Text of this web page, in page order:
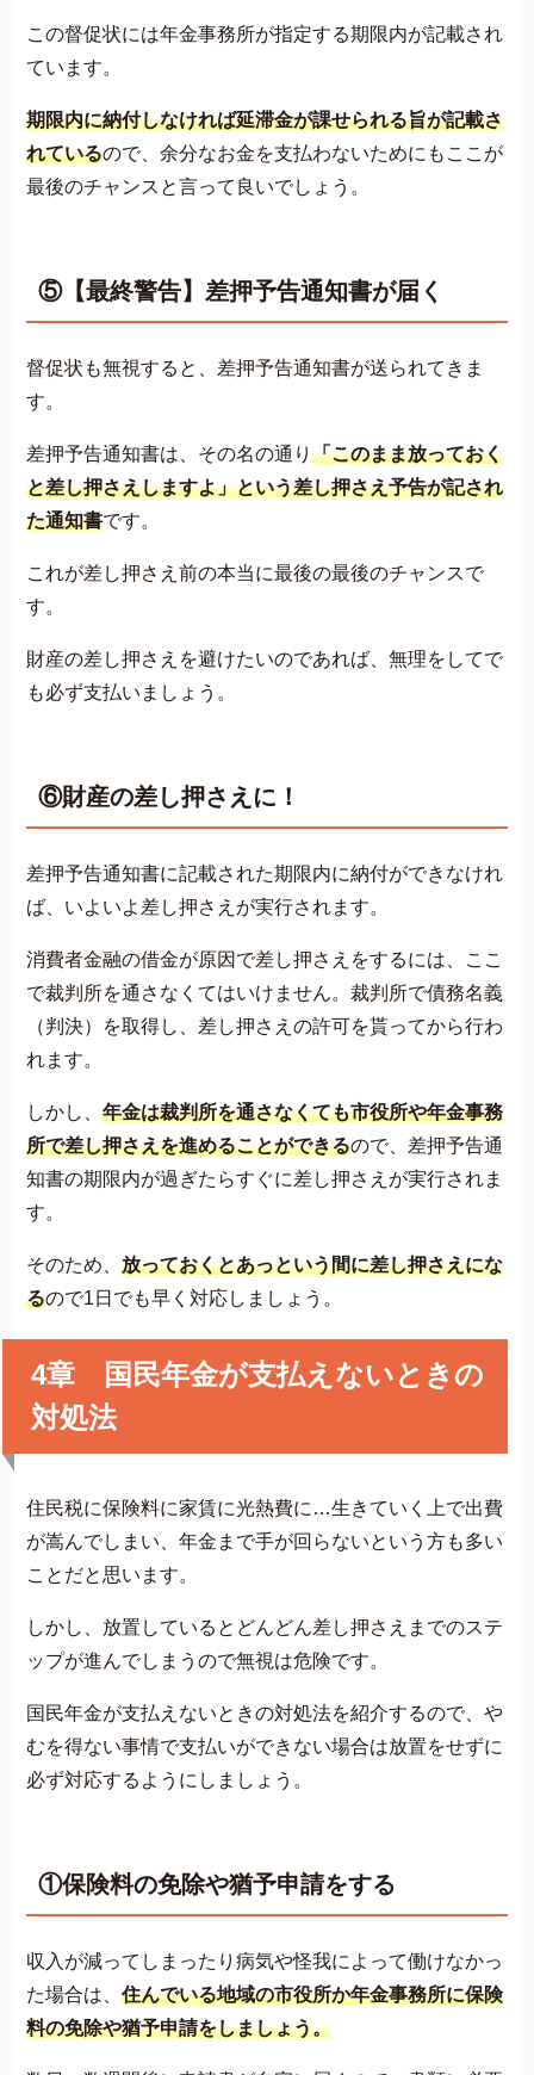
この督促状には年金事務所が指定する期限内が記載され
ています。
期限内に納付しなければ延滞金が課せられる旨が記載さ
れているので、余分なお金を支払わないためにもここが
最後のチャンスと言って良いでしょう。
⑤【最終警告】差押予告通知書が届く
督促状も無視すると、差押予告通知書が送られてきま
す。
差押予告通知書は、その名の通り 「このまま放っておく
と差し押さえしますよ」という差し押さえ予告が記され
た通知書です。
これが差し押さえ前の本当に最後の最後のチャンスで
す。
財産の差し押さえを避けたいのであれば、無理をしてで
も必ず支払いましょう。
⑥財産の差し押さえに！
差押予告通知書に記載された期限内に納付ができなけれ
ば、いよいよ差し押さえが実行されます。
消費者金融の借金が原因で差し押さえをするには、ここ
で裁判所を通さなくてはいけません。裁判所で債務名義
（判決）を取得し、差し押さえの許可を貰ってから行わ
れます。
しかし、 年金は裁判所を通さなくても市役所や年金事務
所で差し押さえを進めることができるので、差押予告通
知書の期限内が過ぎたらすぐに差し押さえが実行されま
す。
そのため、 放っておくとあっという間に差し押さえにな
るので1日でも早く対応しましょう。
4章 国民年金が支払えないときの
対処法
住民税に保険料に家賃に光熱費に…生きていく上で出費
が嵩んでしまい、年金まで手が回らないという方も多い
ことだと思います。
しかし、放置しているとどんどん差し押さえまでのステ
ップが進んでしまうので無視は危険です。
国民年金が支払えないときの対処法を紹介するので、や
むを得ない事情で支払いができない場合は放置をせずに
必ず対応するようにしましょう。
①保険料の免除や猶予申請をする
収入が減ってしまったり病気や怪我によって働けなかっ
た場合は、 住んでいる地域の市役所か年金事務所に保険
料の免除や猶予申請をしましょう。